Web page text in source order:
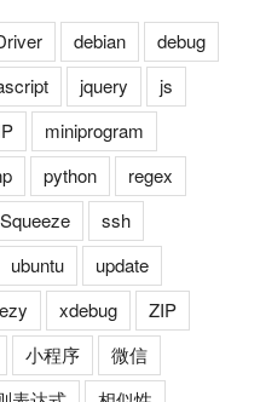
debian
debug
jquery
js
miniprogram
python
regex
Squeeze
ssh
ubuntu
update
xdebug
ZIP
小程序
微信